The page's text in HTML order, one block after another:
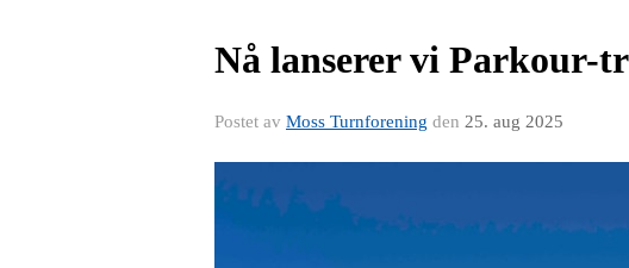
Nå lanserer vi Parkour-
Postet av Moss Turnforening den 25. aug 2025